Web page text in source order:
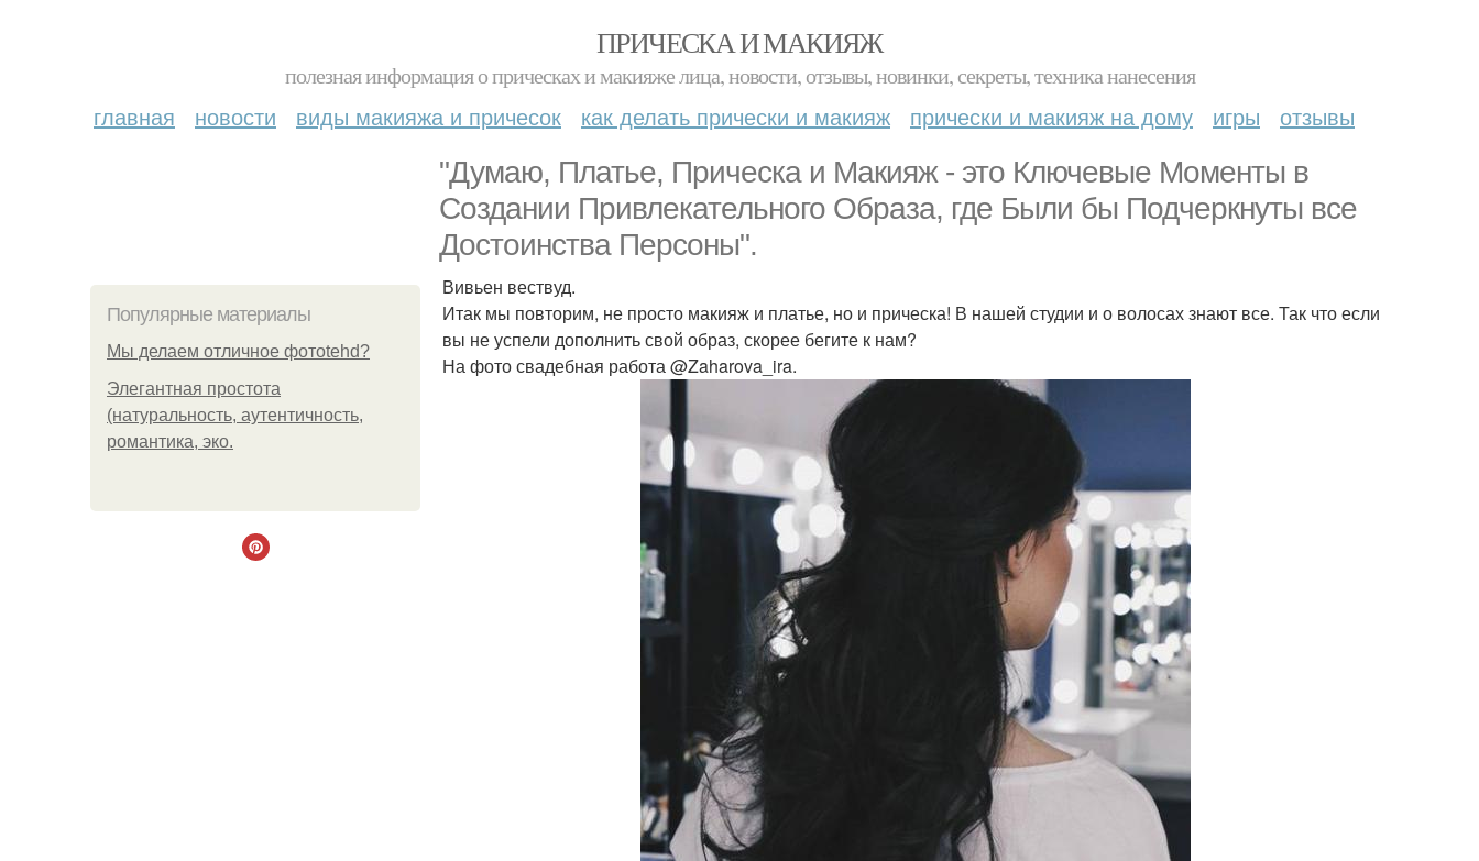
ПРИЧЕСКА И МАКИЯЖ
полезная информация о прическах и макияже лица, новости, отзывы, новинки, секреты, техника нанесения
главная новости виды макияжа и причесок как делать прически и макияж прически и макияж на дому игры отзывы
"Думаю, Платье, Прическа и Макияж - это Ключевые Моменты в
Создании Привлекательного Образа, где Были бы Подчеркнуты все
Достоинства Персоны".
Популярные материалы
Мы делаем отличное фотоtehd?
Элегантная простота
(натуральность, аутентичность,
романтика, эко.
Вивьен вествуд.
Итак мы повторим, не просто макияж и платье, но и прическа! В нашей студии и о волосах знают все. Так что если
вы не успели дополнить свой образ, скорее бегите к нам?
На фото свадебная работа @Zaharova_ira.